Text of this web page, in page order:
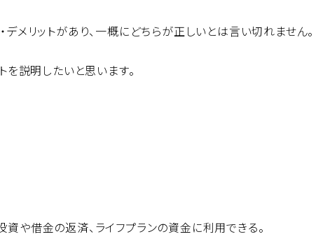
メリットがあり、一概にどちらが正しいとは言い切れません。
を説明したいと思います。
や借金の返済、ライフプランの資金に利用できる。